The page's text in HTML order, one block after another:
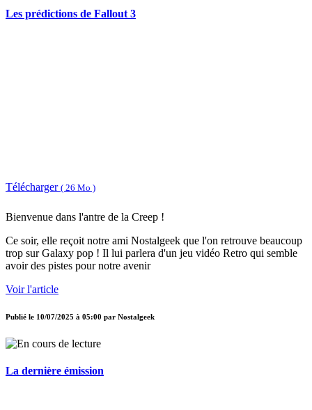
Les prédictions de Fallout 3
Télécharger ( 26 Mo )
Bienvenue dans l'antre de la Creep !
Ce soir, elle reçoit notre ami Nostalgeek que l'on retrouve beaucoup
trop sur Galaxy pop ! Il lui parlera d'un jeu vidéo Retro qui semble
avoir des pistes pour notre avenir
Voir l'article
Publié le 10/07/2025 à 05:00 par Nostalgeek
La dernière émission